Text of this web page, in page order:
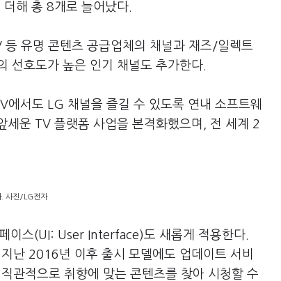
해 총 8개로 늘어났다.
유명 콘텐츠 공급업체의 채널과 재즈/일렉트
선호도가 높은 인기 채널도 추가한다.
서도 LG 채널을 즐길 수 있도록 연내 소프트웨
운 TV 플랫폼 사업을 본격화했으며, 전 세계 2
. 사진/LG전자
이스(UI: User Interface)도 새롭게 적용한다.
난 2016년 이후 출시 모델에도 업데이트 서비
관적으로 취향에 맞는 콘텐츠를 찾아 시청할 수